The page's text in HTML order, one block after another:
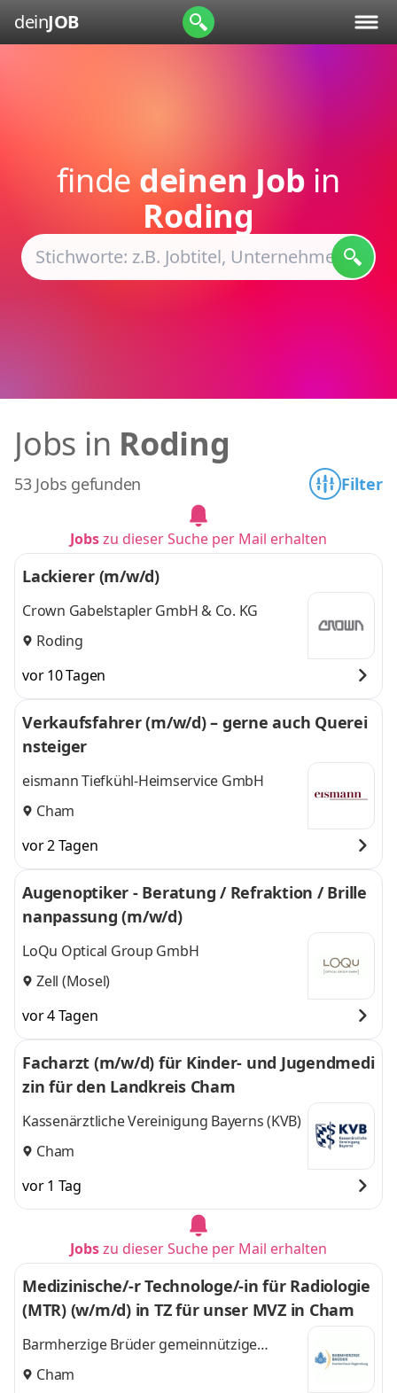
deinJOB
finde deinen Job in
Roding
Jobs in Roding
53 Jobs gefunden Filter
Jobszu dieser Suche per Mail erhalten
Lackierer (m/w/d)
Crown Gabelstapler GmbH & Co. KG
Roding
vor 10 Tagen
Verkaufsfahrer (m/w/d) – gerne auch Querei
nsteiger
eismann Tiefkühl-Heimservice GmbH
Cham
vor 2 Tagen
Augenoptiker - Beratung / Refraktion / Brille
nanpassung (m/w/d)
LoQu Optical Group GmbH
Zell (Mosel)
vor 4 Tagen
Facharzt (m/w/d) für Kinder- und Jugendmedi
zin für den Landkreis Cham
Kassenärztliche Vereinigung Bayerns (KVB)
Cham
vor 1 Tag
Jobszu dieser Suche per Mail erhalten
Medizinische/-r Technologe/-in für Radiologie
(MTR) (w/m/d) in TZ für unser MVZ in Cham
Barmherzige Brüder gemeinnützige
Krankenhaus GmbH
Cham